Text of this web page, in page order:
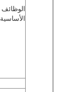
الوظائف
الأساسية